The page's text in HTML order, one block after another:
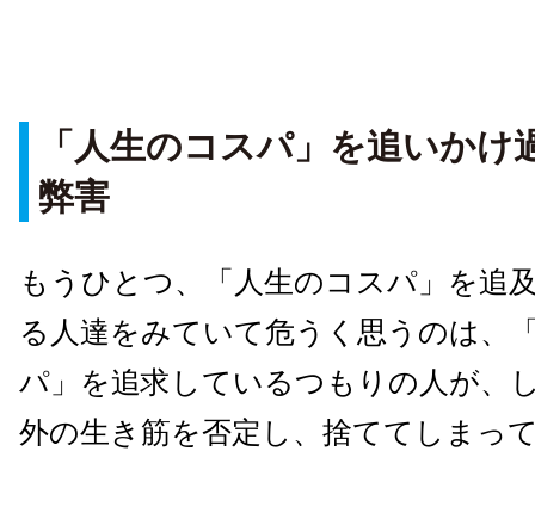
「人生のコスパ」を追いかけ
弊害
もうひとつ、「人生のコスパ」を追
る人達をみていて危うく思うのは、
パ」を追求しているつもりの 人が、
外の生き筋を否定し、捨ててしまっ